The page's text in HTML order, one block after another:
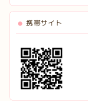
携帯サイト